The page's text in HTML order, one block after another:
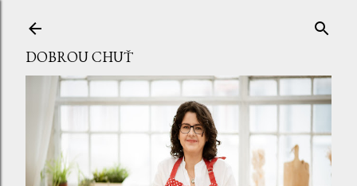
DOBROU CHUŤ